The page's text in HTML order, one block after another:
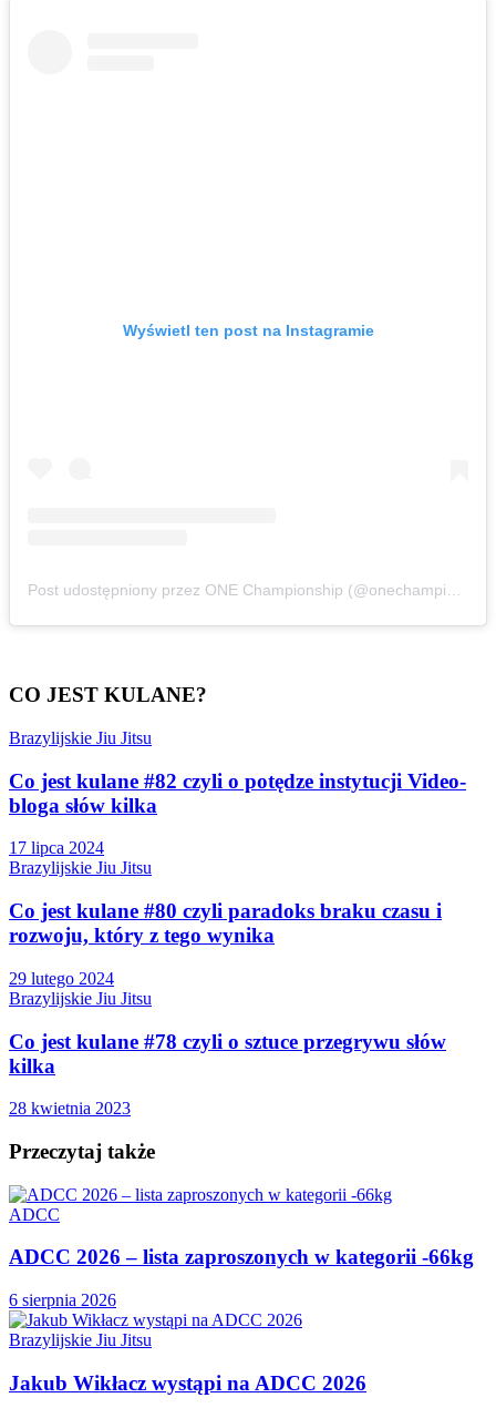
Wyświetl ten post na Instagramie
CO JEST KULANE?
Brazylijskie Jiu Jitsu
Co jest kulane #82 czyli o potędze instytucji Video-
bloga słów kilka
17 lipca 2024
Brazylijskie Jiu Jitsu
Co jest kulane #80 czyli paradoks braku czasu i
rozwoju, który z tego wynika
29 lutego 2024
Brazylijskie Jiu Jitsu
Co jest kulane #78 czyli o sztuce przegrywu słów
kilka
28 kwietnia 2023
Przeczytaj także
ADCC
ADCC 2026 – lista zaproszonych w kategorii -66kg
6 sierpnia 2026
Brazylijskie Jiu Jitsu
Jakub Wikłacz wystąpi na ADCC 2026